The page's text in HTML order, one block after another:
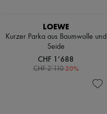
LOEWE
Kurzer Parka aus Baumwolle und
Seide
CHF 1’688
CHF 2’110-20%